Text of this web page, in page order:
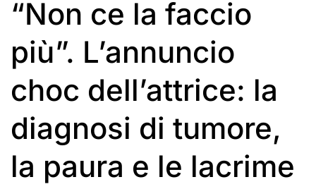
“Non ce la faccio
più”. L’annuncio
choc dell’attrice: la
diagnosi di tumore,
la paura e le lacrime